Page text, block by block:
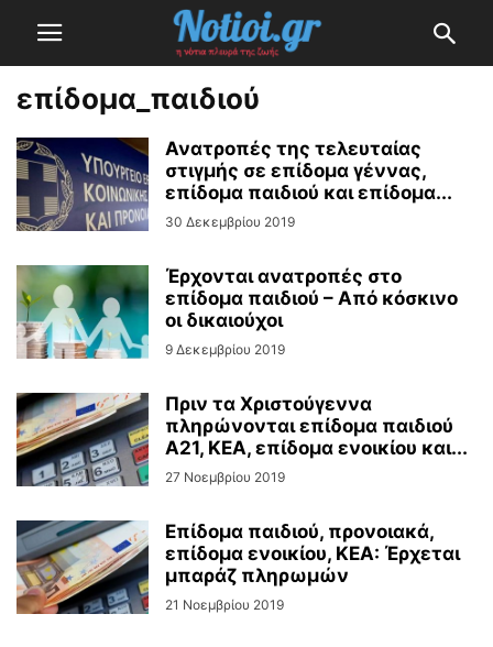
επίδομα_παιδιού
Ανατροπές της τελευταίας
στιγμής σε επίδομα γέννας,
επίδομα παιδιού και επίδομα...
30 Δεκεμβρίου 2019
Έρχονται ανατροπές στο
επίδομα παιδιού – Από κόσκινο
οι δικαιούχοι
9 Δεκεμβρίου 2019
Πριν τα Χριστούγεννα
πληρώνονται επίδομα παιδιού
Α21, ΚΕΑ, επίδομα ενοικίου και...
27 Νοεμβρίου 2019
Επίδομα παιδιού, προνοιακά,
επίδομα ενοικίου, ΚΕΑ: Έρχεται
μπαράζ πληρωμών
21 Νοεμβρίου 2019